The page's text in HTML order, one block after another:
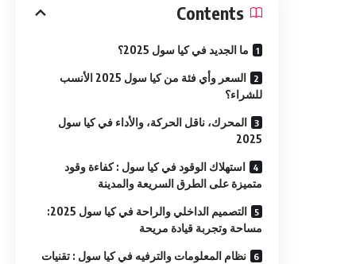
Contents
ما الجديد في كيا سول 2025؟
السعر وأي فئة من كيا سول 2025 الأنسب
للشراء؟
المحرك، ناقل الحركة، والأداء في كيا سول
2025
استهلاك الوقود في كيا سول : كفاءة وقود
متميزة على الطرق السريعة والمدينة
التصميم الداخلي والراحة في كيا سول 2025:
مساحة وتجربة قيادة مريحة
نظام المعلومات والترفيه في كيا سول : تقنيات